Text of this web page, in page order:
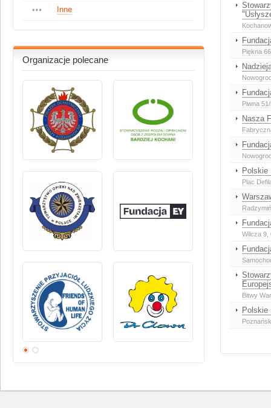
Inne
Organizacje polecane
Piękna
Piwna
Nasza
Polskie
Plac
Wilcza 9
Bitwy
Polskie